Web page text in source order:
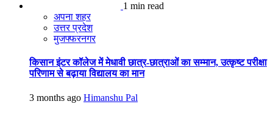
1 min read
अपना शहर
उत्तर प्रदेश
मुजफ्फरनगर
किसान इंटर कॉलेज में मेधावी छात्र-छात्राओं का सम्मान, उत्कृष्ट परीक्षा
परिणाम से बढ़ाया विद्यालय का मान
3 months ago Himanshu Pal